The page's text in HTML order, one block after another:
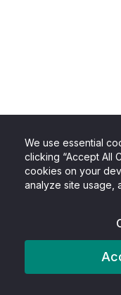
We use essential
clicking “Accept All
cookies on your
analyze site usage,